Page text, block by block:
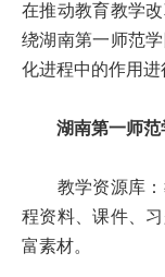
在推动教育教学
绕湖南第一师范
化进程中的作用进
湖南第一师
教学资源库：
程资料、课件、
富素材。